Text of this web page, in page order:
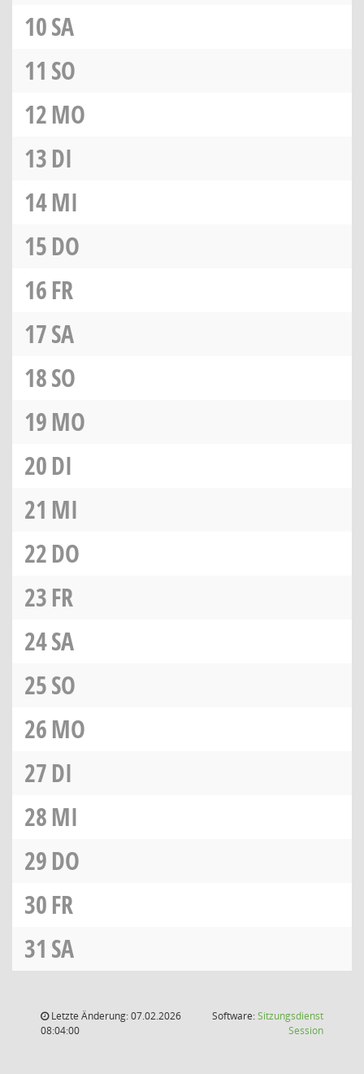
10SA
11 SO
12MO
13DI
14MI
15DO
16FR
17SA
18SO
19MO
20DI
21 MI
22DO
23FR
24SA
25SO
26MO
27DI
28MI
29DO
30FR
31 SA
Letzte Änderung: 07.02.2026
08:04:00
Software:Sitzungsdienst
Session(Wird in